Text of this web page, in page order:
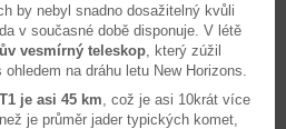
by nebyl snadno dosažitelný kvůli
v současné době disponuje. V létě
vesmírný teleskop, který zúžil
na dráhu letu New Horizons.
je asi 45 km, což je asi 10krát více
je průměr jader typických komet,